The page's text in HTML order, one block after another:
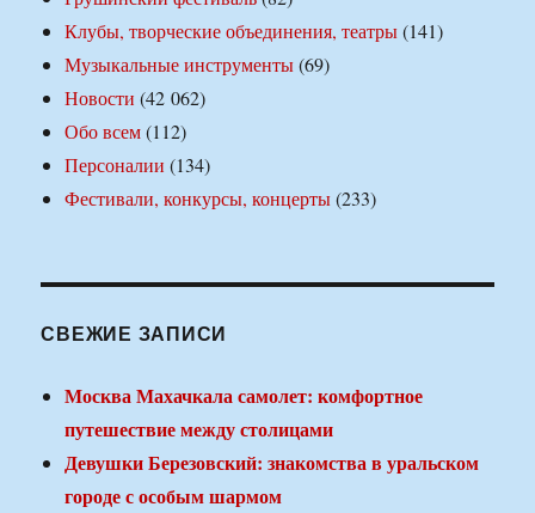
Клубы, творческие объединения, театры(141)
Музыкальные инструменты(69)
Новости (42 062)
Обо всем(112)
Персоналии (134)
Фестивали, конкурсы, концерты(233)
СВЕЖИЕ ЗАПИСИ
Москва Махачкала самолет: комфортное
путешествие между столицами
Девушки Березовский: знакомства в уральском
городе с особым шармом